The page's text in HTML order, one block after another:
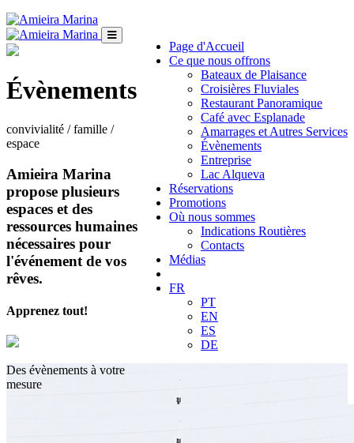
Page d'Accueil
Ce que nous offrons
Bateaux de Plaisance
Croisières Fluviales
Restaurant Panoramique
Café avec Esplanade
Amarrages et Autres Services
Évènements
Entreprise
Lac Alqueva
Réservations
Promotions
Où nous sommes
Indications Routières
Contacts
Médias
FR
PT
EN
ES
DE
Évènements
convivialité / famille /
espace
Amieira Marina
propose plusieurs
espaces et des
ressources humaines
nécessaires pour
l'événement de vos
rêves.
Apprenez tout!
Des évènements à votre
mesure